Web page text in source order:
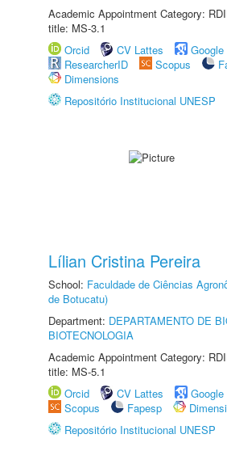
Academic Appointment Category:
title: MS-3.1
Orcid
CV Lattes
ResearcherID
Scopus
Dimensions
Repositório Institucional UNESP
Lílian Cristina Pereira
School: Faculdade de Ciências
de Botucatu)
Department: DEPARTAMENTO DE
BIOTECNOLOGIA
Academic Appointment Category:
title: MS-5.1
Orcid
CV Lattes
Scopus
Fapesp
Repositório Institucional UNESP